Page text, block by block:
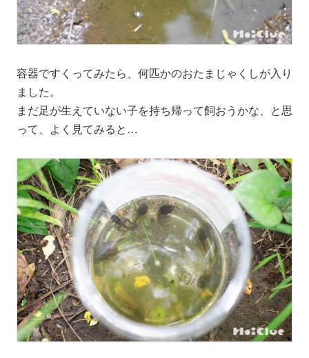
容器ですくってみたら、何匹かのおたまじゃくしが入り
ました。
まだ足が生えていない子を持ち帰って飼おうかな、と思
って、よく見てみると…